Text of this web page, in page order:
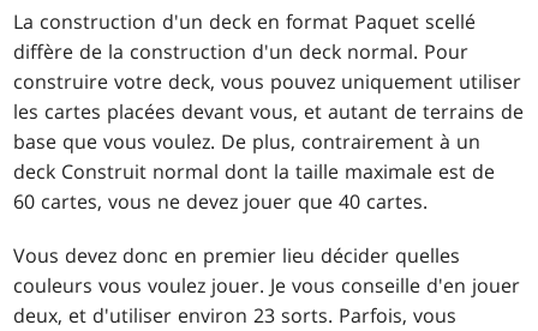
La construction d'un deck en format Paquet scellé
diffère de la construction d'un deck normal. Pour
construire votre deck, vous pouvez uniquement utiliser
les cartes placées devant vous, et autant de terrains de
base que vous voulez. De plus, contrairement à un
deck Construit normal dont la taille maximale est de
60 cartes, vous ne devez jouer que 40 cartes.
Vous devez donc en premier lieu décider quelles
couleurs vous voulez jouer. Je vous conseille d'en jouer
deux, et d'utiliser environ 23 sorts. Parfois, vous